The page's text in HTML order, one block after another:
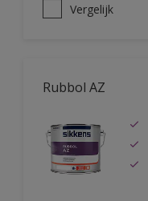
Vergelijk
Rubbol AZ